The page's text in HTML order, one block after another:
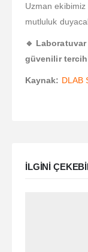
Uzman
mutluluk
🔹
güvenilir
Kaynak: DLAB
ILGINI